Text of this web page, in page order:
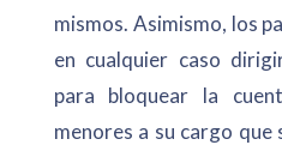
mismos. Asimismo, los
en cualquier caso
para bloquear la
menores a su cargo